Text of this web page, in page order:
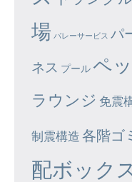
場 バレーサービス パ
ネス プール ペ
ラウンジ 免震
制震構造 各階ゴ
配ボック